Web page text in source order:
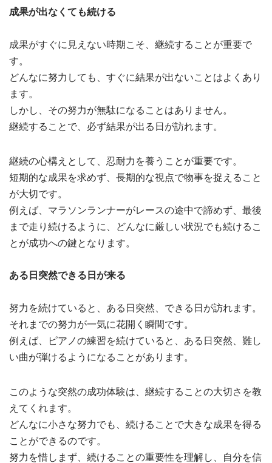
成果が出なくても続ける
成果がすぐに見えない時期こそ、継続することが重要で
す。
どんなに努力しても、すぐに結果が出ないことはよくあり
ます。
しかし、その努力が無駄になることはありません。
継続することで、必ず結果が出る日が訪れます。
継続の心構えとして、忍耐力を養うことが重要です。
短期的な成果を求めず、長期的な視点で物事を捉えること
が大切です。
例えば、マラソンランナーがレースの途中で諦めず、最後
まで走り続けるように、どんなに厳しい状況でも続けるこ
とが成功への鍵となります。
ある日突然できる日が来る
努力を続けていると、ある日突然、できる日が訪れます。
それまでの努力が一気に花開く瞬間です。
例えば、ピアノの練習を続けていると、ある日突然、難し
い曲が弾けるようになることがあります。
このような突然の成功体験は、継続することの大切さを教
えてくれます。
どんなに小さな努力でも、続けることで大きな成果を得る
ことができるのです。
努力を惜しまず、続けることの重要性を理解し、自分を信